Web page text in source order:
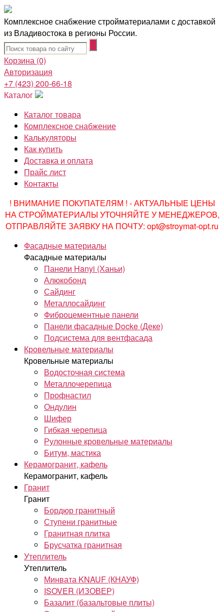
Комплексное снабжение стройматериалами с доставкой
из Владивостока в регионы России.
Корзина (0)
Авторизация
+7 (423) 200-66-18
Каталог
Каталог товара
Комплексное снабжение
Калькуляторы
Как купить
Доставка и оплата
Прайс лист
Контакты
! ВНИМАНИЕ ПОКУПАТЕЛЯМ ! - АКТУАЛЬНЫЕ ЦЕНЫ
НА СТРОЙМАТЕРИАЛЫ УТОЧНЯЙТЕ У МЕНЕДЖЕРОВ,
ОТПРАВЛЯЙТЕ ЗАЯВКУ НА ПОЧТУ: opt@stroymat-opt.ru
Фасадные материалы
Фасадные материалы
Панели Hanyi (Ханьи)
Алюкобонд
Сайдинг
Металлосайдинг
Фиброцементные панели
Панели фасадные Docke (Деке)
Подсистема для вентфасада
Кровельные материалы
Кровельные материалы
Водосточная система
Металлочерепица
Профнастил
Ондулин
Шифер
Гибкая черепица
Рулонные кровельные материалы
Битум, мастика
Керамогранит, кафель
Керамогранит, кафель
Гранит
Гранит
Бордюр гранитный
Ступени гранитные
Гранитная плитка
Брусчатка гранитная
Утеплитель
Утеплитель
Минвата KNAUF (КНАУФ)
ISOVER (ИЗОВЕР)
Базалит (базальтовые плиты)